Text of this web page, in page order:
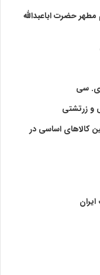
حضرت اباعبدالله
سی
و زرتشتی
کالاهای اساسی در